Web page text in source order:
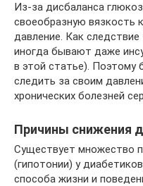
Из-за дисбаланса
своеобразную вязкость
давление. Как
иногда бывают даже
в этой статье). Поэтому
следить за своим
хронических болезней
Причины снижения
Существует множество
(гипотонии) у
способа жизни и